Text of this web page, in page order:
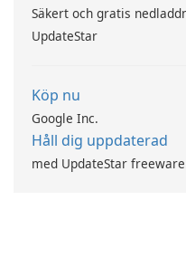
Säkert och gratis
UpdateStar
Köp nu
Google Inc.
Håll dig uppdaterad
med UpdateStar